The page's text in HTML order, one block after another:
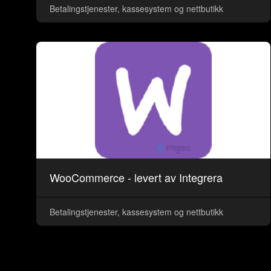
Betalingstjenester, kassesystem og nettbutikk
WooCommerce - levert av Integrera
Betalingstjenester, kassesystem og nettbutikk